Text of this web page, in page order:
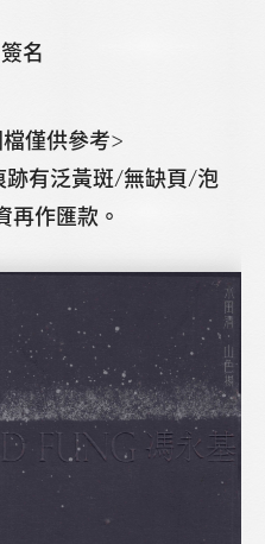
名
圖檔僅供參考>
跡有泛黃斑/無缺頁/泡
作匯款。